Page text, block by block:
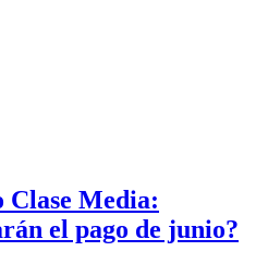
Clase Media:
el pago de junio?